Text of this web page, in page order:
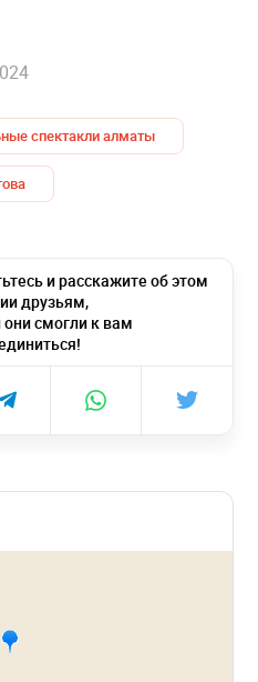
спектакли алматы
и расскажите об этом
друзьям,
смогли к вам